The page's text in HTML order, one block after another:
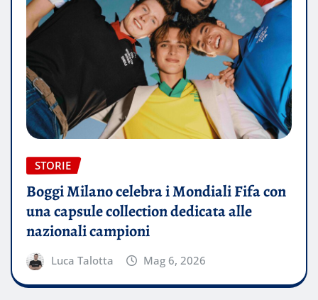
STORIE
Boggi Milano celebra i Mondiali Fifa con
una capsule collection dedicata alle
nazionali campioni
Luca Talotta Mag 6, 2026